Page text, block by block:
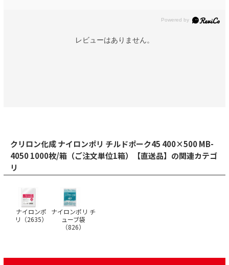
レビューはありません。
クリロン化成 ナイロンポリ チルドポーク45 400×500 MB-
4050 1000枚/箱（ご注文単位1箱）【直送品】の関連カテゴ
リ
ナイロンポ
リ（2635）
ナイロンポリ チ
ューブ袋
（826）